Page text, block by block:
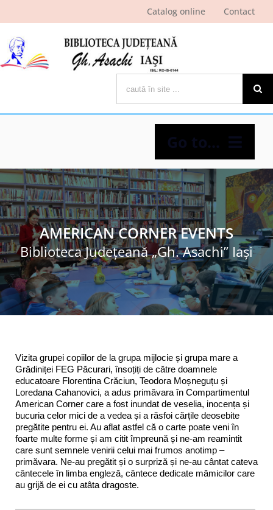
Catalog online Contact
Go to...
Despre bibliotecă
Pagina cititorului
Ştiri şi evenimente
Programe şi proiecte
AMERICAN CORNER EVENTS
Biblioteca Judeţeană „Gh. Asachi” Iaşi
Vizita grupei copiilor de la grupa mijlocie și grupa mare a
Grădiniței FEG Păcurari, însoțiți de către doamnele
educatoare Florentina Crăciun, Teodora Moșneguțu și
Loredana Cahanovici, a adus primăvara în Compartimentul
American Corner care a fost inundat de veselia, inocența și
bucuria celor mici de a vedea și a răsfoi cărțile deosebite
pregătite pentru ei. Au aflat astfel că o carte poate veni în
foarte multe forme și am citit împreună și ne-am reamintit
care sunt semnele venirii celui mai frumos anotimp –
primăvara. Ne-au pregătit și o surpriză și ne-au cântat cateva
cântecele în limba engleză, cântece dedicate mămicilor care
au grijă de ei cu atâta dragoste.